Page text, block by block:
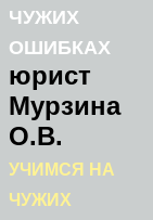
ЧУЖИХ
ОШИБКАХ
юрист
Мурзина
О.В.
УЧИМСЯ НА
ЧУЖИХ